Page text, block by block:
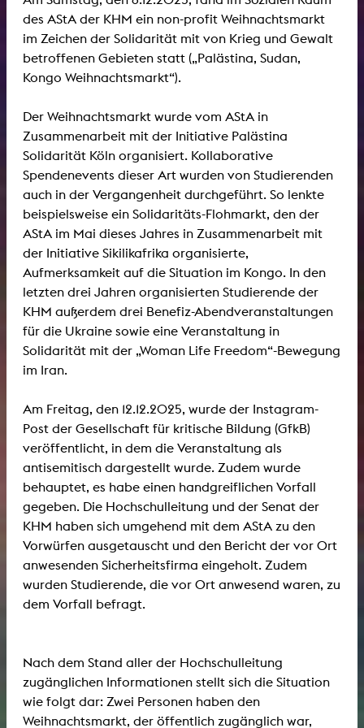
des AStA der KHM ein non-profit Weihnachtsmarkt
im Zeichen der Solidarität mit von Krieg und Gewalt
betroffenen Gebieten statt („Palästina, Sudan,
Kongo Weihnachtsmarkt“).
Der Weihnachtsmarkt wurde vom AStA in
Zusammenarbeit mit der Initiative Palästina
Solidarität Köln organisiert. Kollaborative
Spendenevents dieser Art wurden von Studierenden
auch in der Vergangenheit durchgeführt. So lenkte
beispielsweise ein Solidaritäts-Flohmarkt, den der
AStA im Mai dieses Jahres in Zusammenarbeit mit
der Initiative Sikilikafrika organisierte,
Aufmerksamkeit auf die Situation im Kongo. In den
letzten drei Jahren organisierten Studierende der
KHM außerdem drei Benefiz-Abendveranstaltungen
für die Ukraine sowie eine Veranstaltung in
Solidarität mit der „Woman Life Freedom“-Bewegung
im Iran.
Am Freitag, den 12.12.2025, wurde der Instagram-
Post der Gesellschaft für kritische Bildung (GfkB)
veröffentlicht, in dem die Veranstaltung als
antisemitisch dargestellt wurde. Zudem wurde
behauptet, es habe einen handgreiflichen Vorfall
gegeben. Die Hochschulleitung und der Senat der
KHM haben sich umgehend mit dem AStA zu den
Vorwürfen ausgetauscht und den Bericht der vor Ort
anwesenden Sicherheitsfirma eingeholt. Zudem
wurden Studierende, die vor Ort anwesend waren, zu
dem Vorfall befragt.
Nach dem Stand aller der Hochschulleitung
zugänglichen Informationen stellt sich die Situation
wie folgt dar: Zwei Personen haben den
Weihnachtsmarkt, der öffentlich zugänglich war,